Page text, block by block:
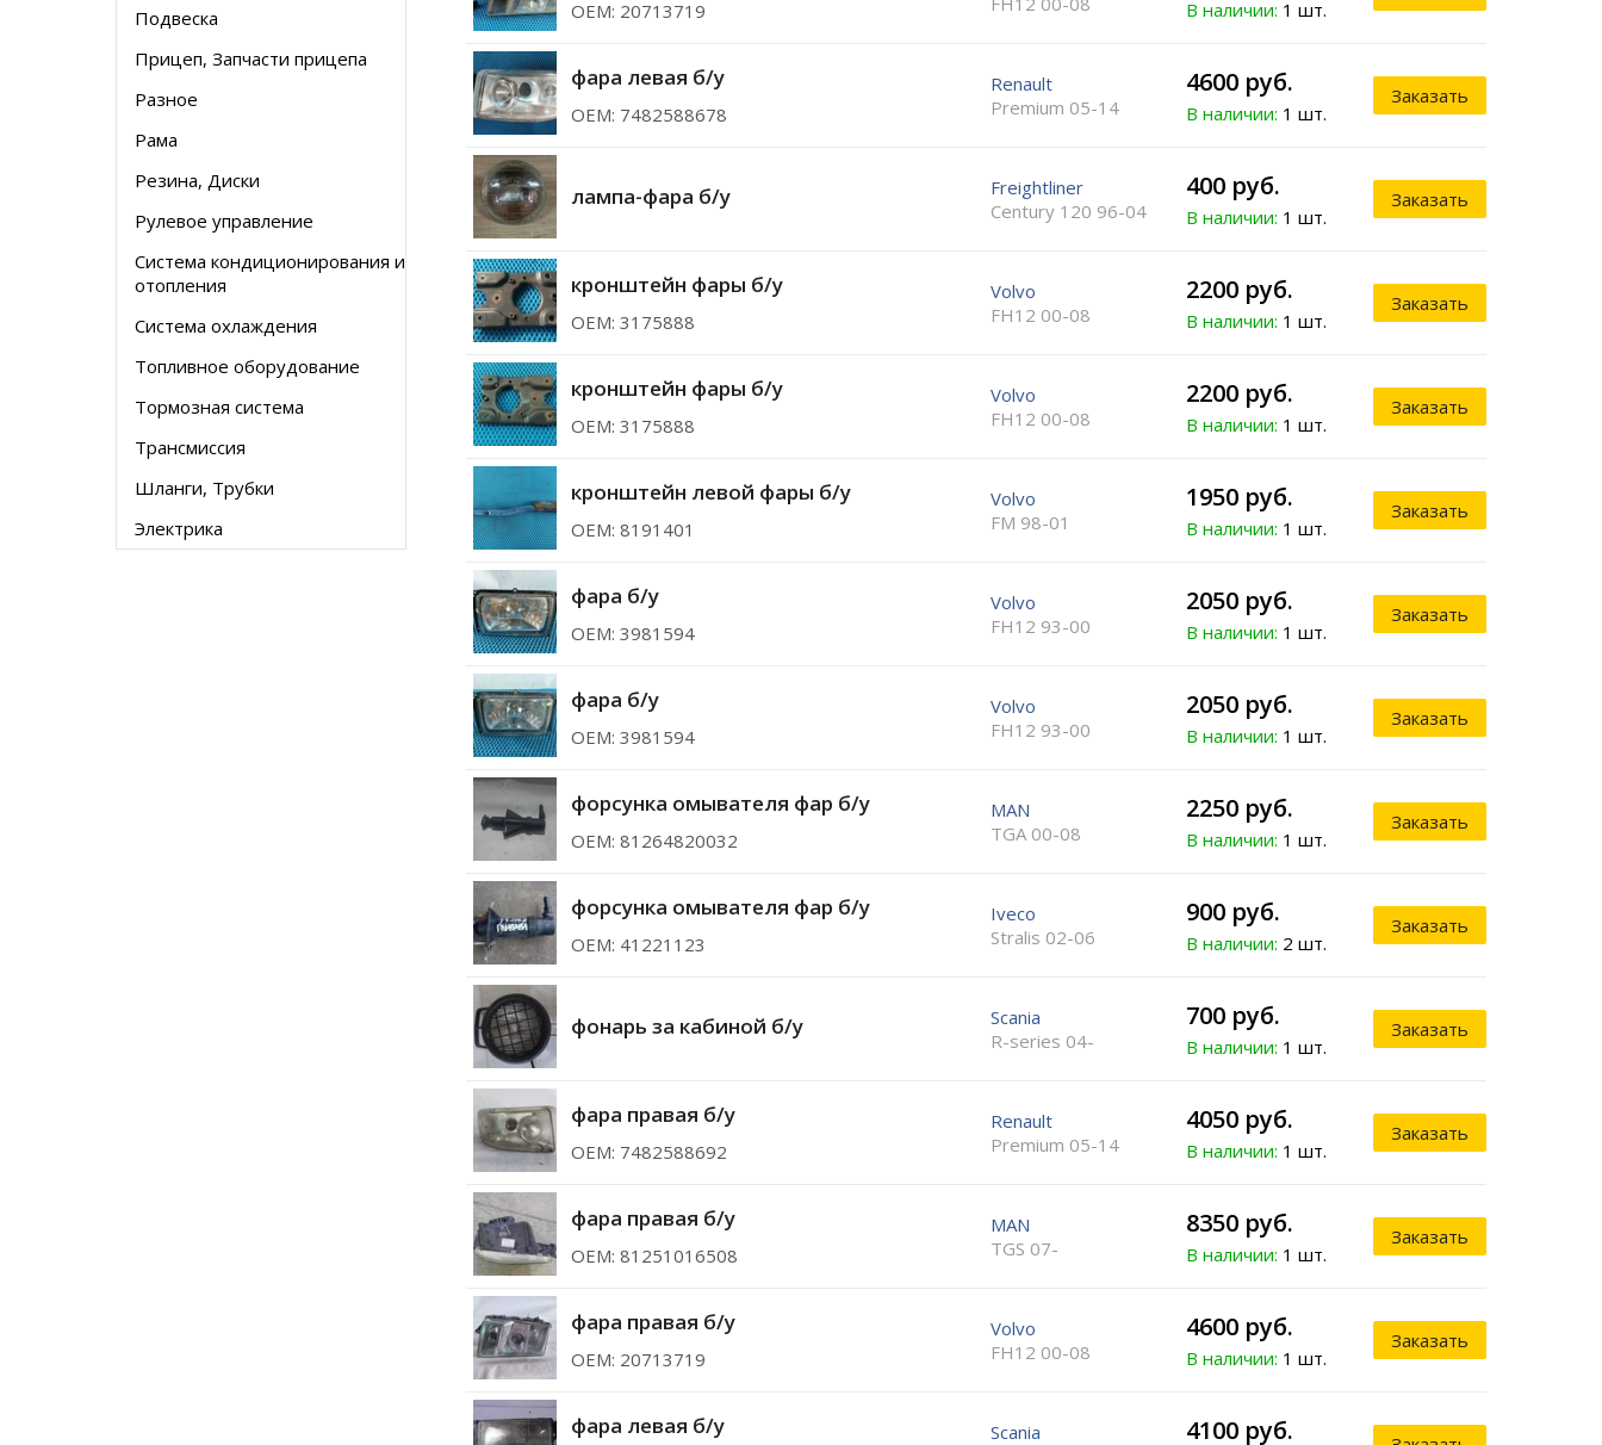
Подвеска
Прицеп, Запчасти прицепа
Разное
Рама
Резина, Диски
Рулевое управление
Система кондиционирования и
отопления
Система охлаждения
Топливное оборудование
Тормозная система
Трансмиссия
Шланги, Трубки
Электрика
ОЕМ: 20713719 В наличии: 1 шт.
фара левая б/у
ОЕМ: 7482588678
Renault
Premium 05-14
4600 руб.
В наличии: 1 шт.
Заказать
лампа-фара б/у
Freightliner
Century 120 96-04
400 руб.
В наличии: 1 шт.
Заказать
кронштейн фары б/у
ОЕМ: 3175888
Volvo
FH12 00-08
2200 руб.
В наличии: 1 шт.
Заказать
кронштейн фары б/у
ОЕМ: 3175888
Volvo
FH12 00-08
2200 руб.
В наличии: 1 шт.
Заказать
кронштейн левой фары б/у
ОЕМ: 8191401
Volvo
FM 98-01
1950 руб.
В наличии: 1 шт.
Заказать
фара б/у
ОЕМ: 3981594
Volvo
FH12 93-00
2050 руб.
В наличии: 1 шт.
Заказать
фара б/у
ОЕМ: 3981594
Volvo
FH12 93-00
2050 руб.
В наличии: 1 шт.
Заказать
форсунка омывателя фар б/у
ОЕМ: 81264820032
MAN
TGA 00-08
2250 руб.
В наличии: 1 шт.
Заказать
форсунка омывателя фар б/у
ОЕМ: 41221123
Iveco
Stralis 02-06
900 руб.
В наличии: 2 шт.
Заказать
фонарь за кабиной б/у
Scania
R-series 04-
700 руб.
В наличии: 1 шт.
Заказать
фара правая б/у
ОЕМ: 7482588692
Renault
Premium 05-14
4050 руб.
В наличии: 1 шт.
Заказать
фара правая б/у
ОЕМ: 81251016508
MAN
TGS 07-
8350 руб.
В наличии: 1 шт.
Заказать
фара правая б/у
ОЕМ: 20713719
Volvo
FH12 00-08
4600 руб.
В наличии: 1 шт.
Заказать
фара левая б/у
Scania
4100 руб.